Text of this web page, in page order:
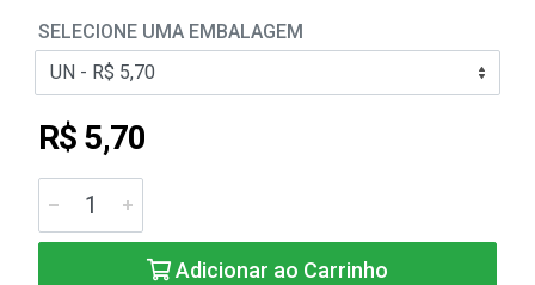
SELECIONE UMA EMBALAGEM
R$ 5,70
Adicionar ao Carrinho